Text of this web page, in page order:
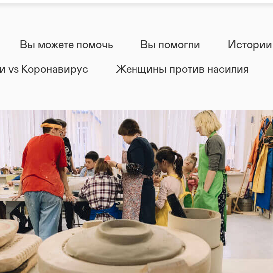
Вы можете помочь Вы помогли Истории
vs Коронавирус Женщины против насилия